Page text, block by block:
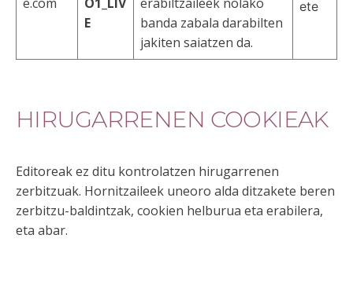
E
banda zabala darabilten
jakiten saiatzen da.
ete
HIRUGARRENEN COOKIEAK
Editoreak ez ditu kontrolatzen hirugarrenen
zerbitzuak. Hornitzaileek uneoro alda ditzakete beren
zerbitzu-baldintzak, cookien helburua eta erabilera,
eta abar.